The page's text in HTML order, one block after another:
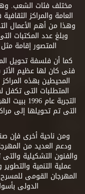
مختلف فئات الشعب.
العامة والمراكز
وهذا من أهم الأعمال
وبلغ عدد المكتبات
المتصور إقامة مثل
كما أن فلسفة تحويل
فنى كان لها عظيم
المحيطين بهذه
المتطلبات التى تكفل
التجربة
ومن ناحية أخرى فإن
ودعم العديد من
والفنون التشكيلية
عملية التنمية
المهرجان القومى
الدولى